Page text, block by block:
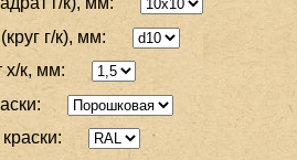
г/к), мм:
х/к, мм: